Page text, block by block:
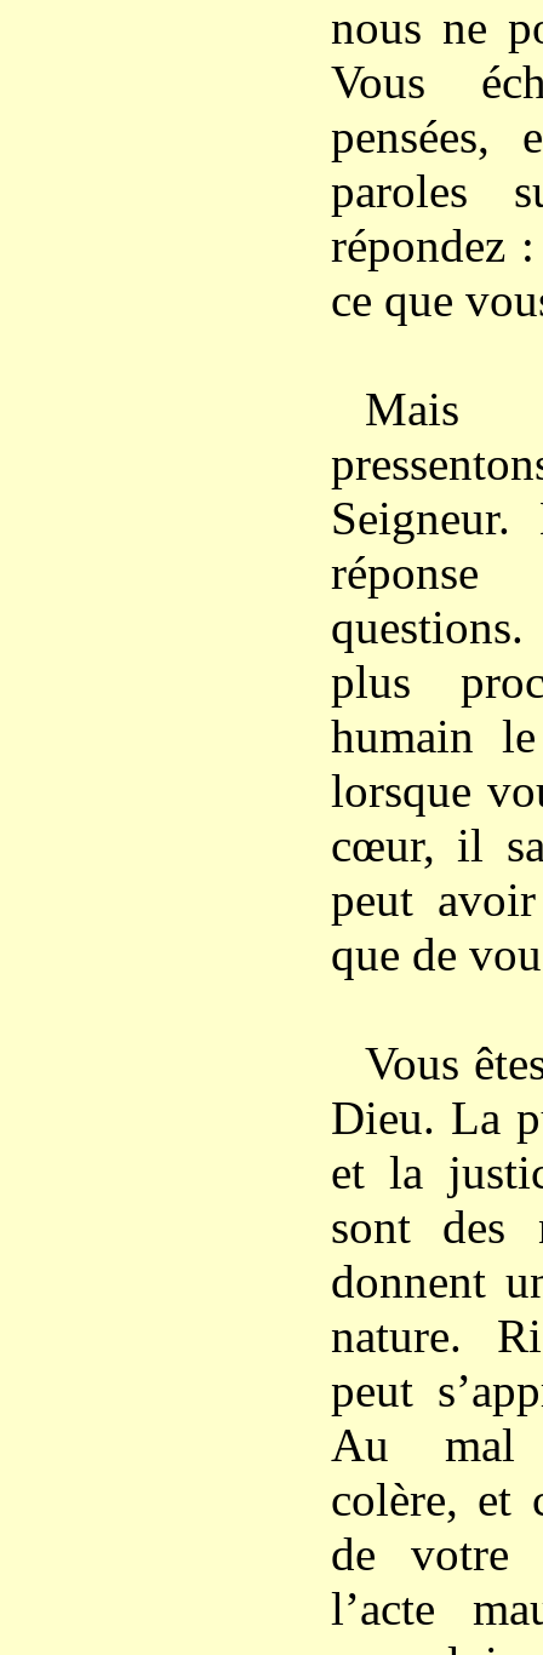
nous ne
Vous
pensées,
paroles
répondez
ce que
Mais
plus
humain
lorsque
cœur, il
peut avoir
que de
Vous
Dieu. La
et la
sont des
donnent
nature.
peut
Au mal
colère, et
de votre
l’acte